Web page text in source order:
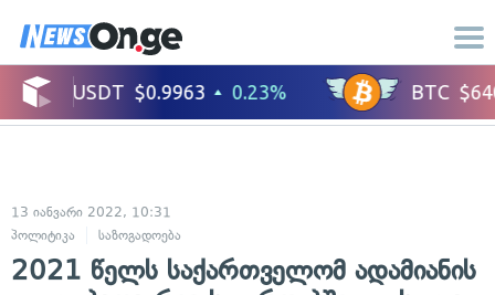
13 იანვარი 2022, 10:31
პოლიტიკა
საზოგადოება
2021 წელს საქართველომ ადამიანის